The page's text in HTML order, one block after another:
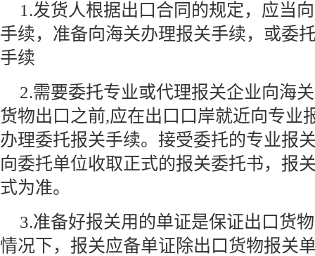
1.发货人根据出口合同的规定，应当
手续，准备向海关办理报关手续，或委
手续
2.需要委托专业或代理报关企业向海
货物出口之前,应在出口口岸就近向专业
办理委托报关手续。接受委托的专业报
向委托单位收取正式的报关委托书，报
式为准。
3.准备好报关用的单证是保证出口货
情况下，报关应备单证除出口货物报关